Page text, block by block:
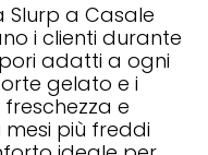
Slurp a Casale
i clienti durante
adatti a ogni
gelato e i
e
più freddi